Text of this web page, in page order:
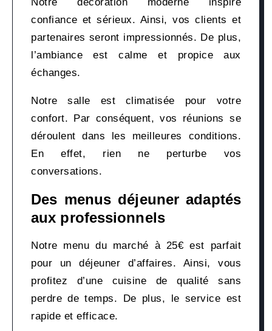
confiance et sérieux. Ainsi, vos clients et
partenaires seront impressionnés. De plus,
l’ambiance est calme et propice aux
échanges.
Notre salle est climatisée pour votre
confort. Par conséquent, vos réunions se
déroulent dans les meilleures conditions.
En effet, rien ne perturbe vos
conversations.
Des menus déjeuner adaptés
aux professionnels
Notre menu du marché à 25€ est parfait
pour un déjeuner d’affaires. Ainsi, vous
profitez d’une cuisine de qualité sans
perdre de temps. De plus, le service est
rapide et efficace.